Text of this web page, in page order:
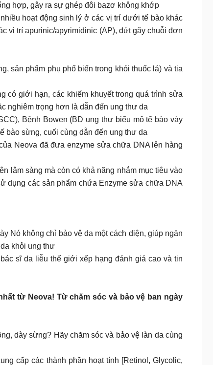
hợp, gây ra sự ghép đôi bazơ không khớp
hoạt động sinh lý ở các vị trí dưới tế bào khác
vị trí apurinic/apyrimidinic (AP), đứt gãy chuỗi đơn
sản phẩm phụ phổ biến trong khói thuốc lá) và tia
có giới hạn, các khiếm khuyết trong quá trình sửa
nghiêm trọng hơn là dẫn đến ung thư da
Bệnh Bowen (BD ung thư biểu mô tế bào vảy
bào sừng, cuối cùng dẫn đến ung thư da
Neova đã đưa enzyme sửa chữa DNA lên hàng
lâm sàng mà còn có khả năng nhắm mục tiêu vào
dụng các sản phẩm chứa Enzyme sửa chữa DNA
Nó không chỉ bảo vệ da một cách diện, giúp ngăn
khỏi ung thư
sĩ da liễu thế giới xếp hạng đánh giá cao và tin
từ Neova! Từ chăm sóc và bảo vệ ban ngày
dày sừng? Hãy chăm sóc và bảo vệ làn da cùng
cấp các thành phần hoạt tính [Retinol, Glycolic,